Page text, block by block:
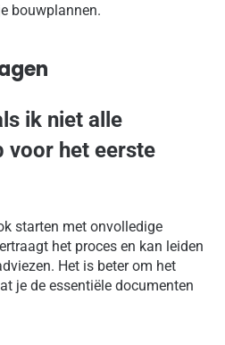
bouwplannen.
ik niet alle
voor het eerste
starten met onvolledige
het proces en kan leiden
Het is beter om het
je de essentiële documenten